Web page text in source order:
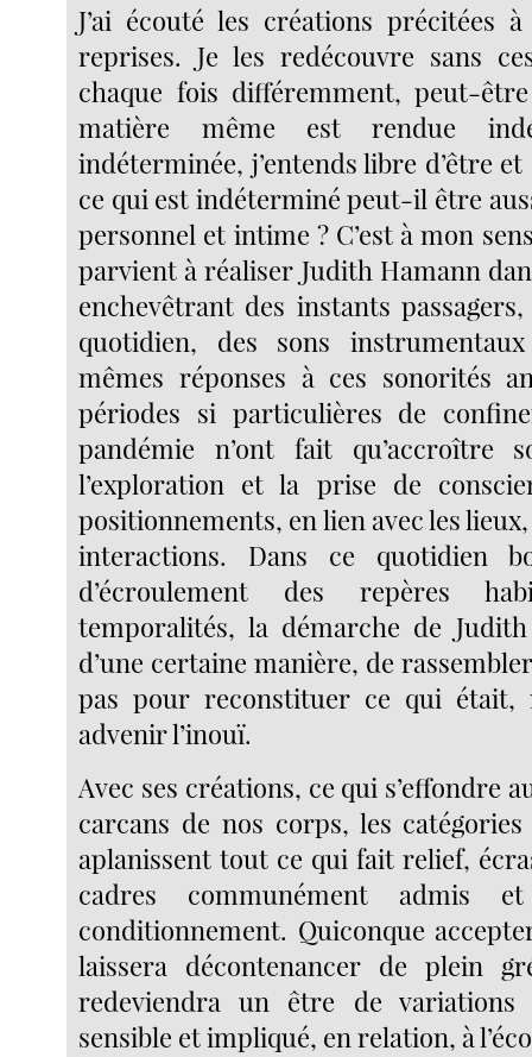
J’ai écouté les créations précitées
reprises. Je les redécouvre sans
chaque fois différemment, peut-
matière même est rendue
indéterminée, j’entends libre d’être
ce qui est indéterminé peut-il être
personnel et intime ? C’est à mon
parvient à réaliser Judith Hamann
enchevêtrant des instants
quotidien, des sons
mêmes réponses à ces sonorités
périodes si particulières de
pandémie n’ont fait qu’accroître
l’exploration et la prise de
positionnements, en lien avec les
interactions. Dans ce quotidien
d’écroulement des repères
temporalités, la démarche de
d’une certaine manière, de
pas pour reconstituer ce qui était,
advenir l’inouï.
Avec ses créations, ce qui s’effondre
carcans de nos corps, les
aplanissent tout ce qui fait relief,
cadres communément admis
conditionnement. Quiconque
laissera décontenancer de plein
redeviendra un être de variations
sensible et impliqué, en relation, à